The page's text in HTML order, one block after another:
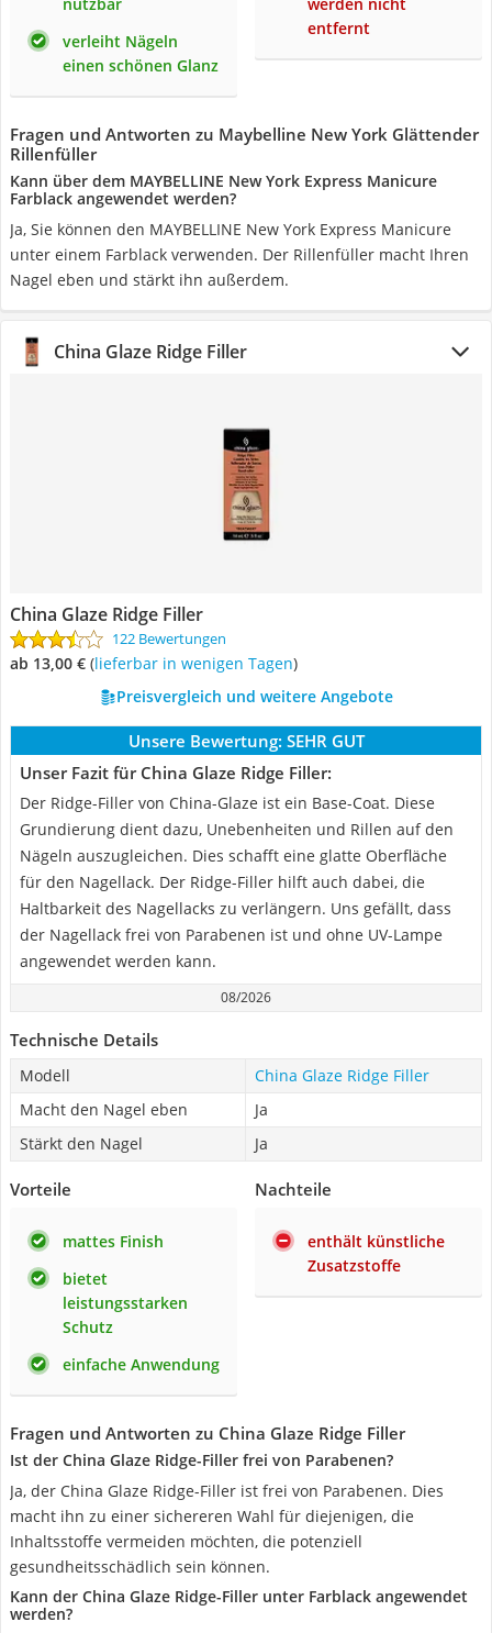
verleiht Nägeln
einen schönen Glanz
entfernt
Fragen und Antworten zu Maybelline New York Glättender
Rillenfüller
Kann über dem MAYBELLINE New York Express Manicure
Farblack angewendet werden?
Ja, Sie können den MAYBELLINE New York Express Manicure
unter einem Farblack verwenden. Der Rillenfüller macht Ihren
Nagel eben und stärkt ihn außerdem.
China Glaze Ridge Filler
China Glaze Ridge Filler
122 Bewertungen
ab 13,00 € ( Lieferbar in wenigen Tagen)
Preisvergleich und weitere Angebote
Unsere Bewertung: SEHR GUT
Unser Fazit für China Glaze Ridge Filler:
Der Ridge-Filler von China-Glaze ist ein Base-Coat. Diese
Grundierung dient dazu, Unebenheiten und Rillen auf den
Nägeln auszugleichen. Dies schafft eine glatte Oberfläche
für den Nagellack. Der Ridge-Filler hilft auch dabei, die
Haltbarkeit des Nagellacks zu verlängern. Uns gefällt, dass
der Nagellack frei von Parabenen ist und ohne UV-Lampe
angewendet werden kann.
08/2026
Technische Details
Modell
China Glaze Ridge Filler
Macht den Nagel eben
Ja
Stärkt den Nagel
Ja
Vorteile
mattes Finish
bietet
leistungsstarken
Schutz
einfache Anwendung
Nachteile
enthält künstliche
Zusatzstoffe
Fragen und Antworten zu China Glaze Ridge Filler
Ist der China Glaze Ridge-Filler frei von Parabenen?
Ja, der China Glaze Ridge-Filler ist frei von Parabenen. Dies
macht ihn zu einer sichereren Wahl für diejenigen, die
Inhaltsstoffe vermeiden möchten, die potenziell
gesundheitsschädlich sein können.
Kann der China Glaze Ridge-Filler unter Farblack angewendet
werden?